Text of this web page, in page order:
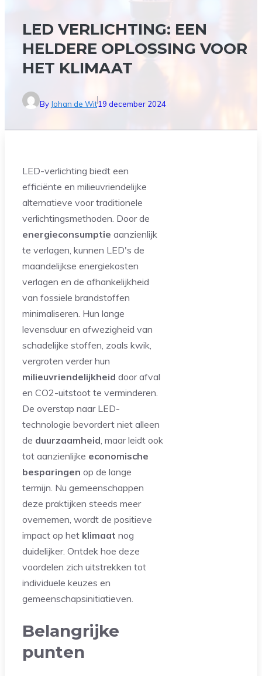
LED VERLICHTING: EEN
HELDERE OPLOSSING VOOR
HET KLIMAAT
By Johan de Wit19 december 2024
LED-verlichting biedt een
efficiënte en milieuvriendelijke
alternatieve voor traditionele
verlichtingsmethoden. Door de
energieconsumptie aanzienlijk
te verlagen, kunnen LED's de
maandelijkse energiekosten
verlagen en de afhankelijkheid
van fossiele brandstoffen
minimaliseren. Hun lange
levensduur en afwezigheid van
schadelijke stoffen, zoals kwik,
vergroten verder hun
milieuvriendelijkheid door afval
en CO2-uitstoot te verminderen.
De overstap naar LED-
technologie bevordert niet alleen
de duurzaamheid , maar leidt ook
tot aanzienlijke economische
besparingen op de lange
termijn. Nu gemeenschappen
deze praktijken steeds meer
overnemen, wordt de positieve
impact op het klimaat nog
duidelijker. Ontdek hoe deze
voordelen zich uitstrekken tot
individuele keuzes en
gemeenschapsinitiatieven.
Belangrijke
punten